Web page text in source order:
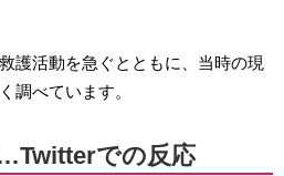
護活動を急ぐとともに、当時の現
調べています。
での反応